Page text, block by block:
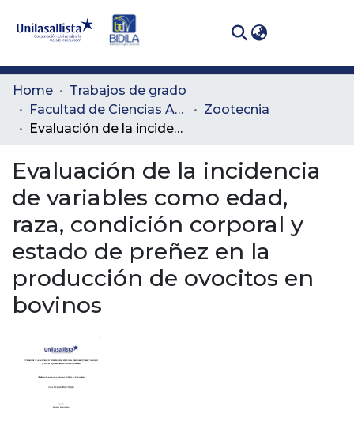
Communities
& Collections
Statistics
Home
Trabajos de grado
Facultad de Ciencias Administrativas y Agropecuarias
Zootecnia
Evaluación de la incidencia de variables como edad, raza, condición corporal y estado de preñez en la producción de ovocitos en bovinos
Evaluación de la incidencia
de variables como edad,
raza, condición corporal y
estado de preñez en la
producción de ovocitos en
bovinos